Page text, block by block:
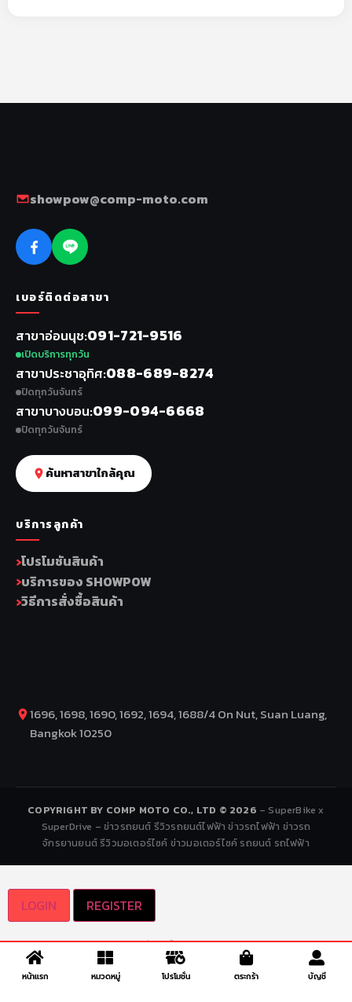
หน้าแรก หมวดหมู่ โปรโมชั่น ตระกร้า บัญชี
showpow@comp-moto.com
เบอร์ติดต่อสาขา
สาขาอ่อนนุช 091-721-9516
เปิดบริการทุกวัน
สาขาประชาอุทิศ 088-689-8274
ปิดทุกวันจันทร์
สาขาบางบอน 099-094-6668
ปิดทุกวันจันทร์
ค้นหาสาขาใกล้คุณ
บริการลูกค้า
โปรโมชันสินค้า
บริการของ SHOWPOW
วิธีการสั่งซื้อสินค้า
1696, 1698, 1690, 1692, 1694, 1688/4 On Nut, Suan Luang,
Bangkok 10250
COPYRIGHT BY COMP MOTO CO., LTD © 2026 – SuperBike x
SuperDrive – ข่าวรถยนต์ รีวิวรถยนต์ไฟฟ้า ข่าวรถไฟฟ้า ข่าวรถ
จักรยานยนต์ รีวิวมอเตอร์ไซค์ ข่าวมอเตอร์ไซค์ รถยนต์ รถไฟฟ้า
LOGIN REGISTER
เข้าสู่ระบบ